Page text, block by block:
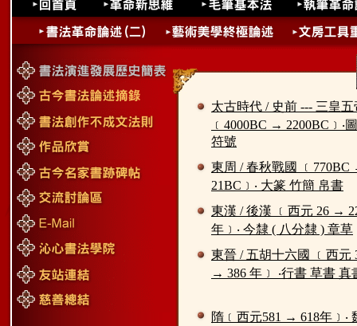
太古時代 / 史前 --- 三皇五
﹝4000BC → 2200BC﹞‧
符號
東周 / 春秋戰國 ﹝770BC
21BC﹞‧ 大篆 竹簡 帛書
東漢 / 後漢 ﹝西元 26 →
年﹞‧ 今隸 ( 八分隸 ) 章草
東晉 / 五胡十六國 ﹝西元
→ 386 年﹞ ‧行書 草書 真
隋﹝西元581 → 618年﹞‧